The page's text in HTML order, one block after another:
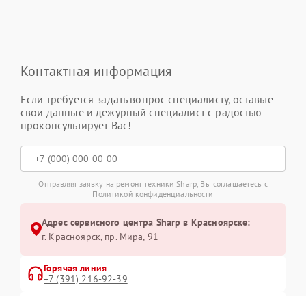
Контактная информация
Если требуется задать вопрос специалисту, оставьте
свои данные и дежурный специалист с радостью
проконсультирует Вас!
Отправляя заявку на ремонт техники Sharp, Вы соглашаетесь с
Политикой конфиденциальности
Адрес сервисного центра Sharp в Красноярске:
г. Красноярск, ​пр. Мира, 91
Горячая линия
+7 (391) 216-92-39